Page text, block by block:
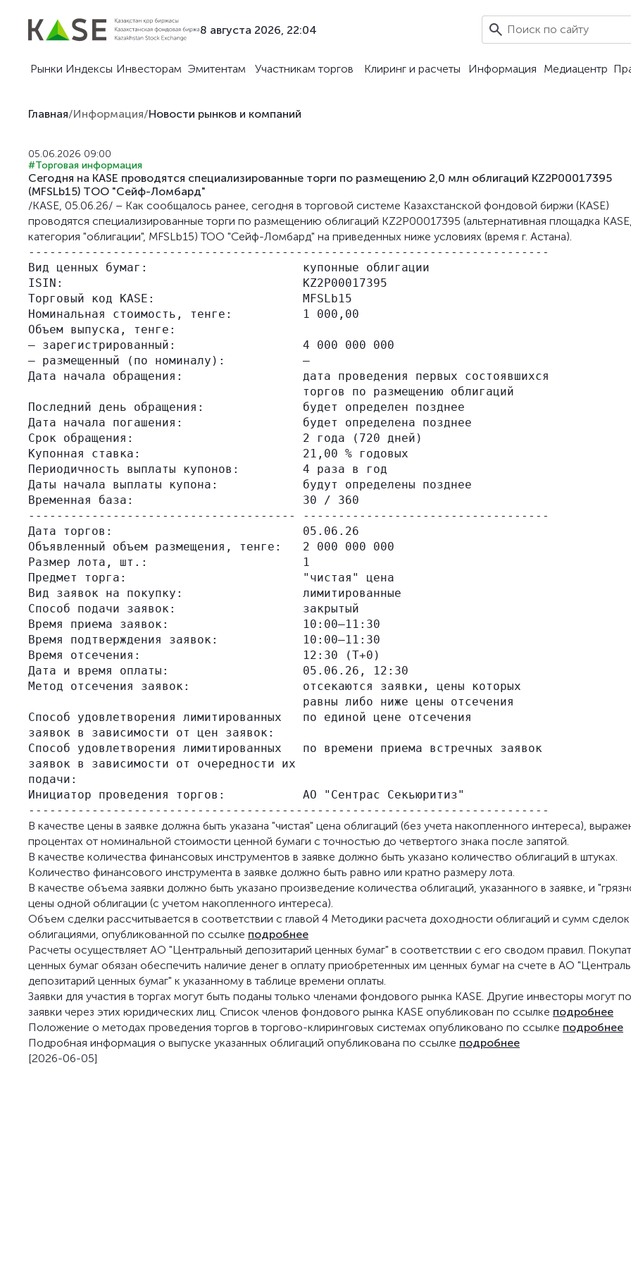
8 августа 2026, 22:04
Рынки Индексы Инвесторам Эмитентам Участникам торгов Клиринг и расчеты Информация Медиацентр
Главная/Информация/Новости рынков и компаний
05.06.2026 09:00
#Торговая информация
Сегодня на KASE проводятся специализированные торги по размещению 2,0 млн облигаций KZ2P00017395
(MFSLb15) ТОО "Сейф-Ломбард"
/KASE, 05.06.26/ – Как сообщалось ранее, сегодня в торговой системе Казахстанской фондовой биржи (KASE)
проводятся специализированные торги по размещению облигаций KZ2P00017395 (альтернативная площадка KASE,
категория "облигации", MFSLb15) ТОО "Сейф-Ломбард" на приведенных ниже условиях (время г. Астана).
--------------------------------------------------------------------------
Вид ценных бумаг:                      купонные облигации
ISIN:                                  KZ2P00017395
Торговый код KASE:                     MFSLb15
Номинальная стоимость, тенге:          1 000,00
Объем выпуска, тенге:
– зарегистрированный:                  4 000 000 000
– размещенный (по номиналу):           –
Дата начала обращения:                 дата проведения первых состоявшихся
                                       торгов по размещению облигаций
Последний день обращения:              будет определен позднее
Дата начала погашения:                 будет определена позднее
Срок обращения:                        2 года (720 дней)
Купонная ставка:                       21,00 % годовых
Периодичность выплаты купонов:         4 раза в год
Даты начала выплаты купона:            будут определены позднее
Временная база:                        30 / 360
-------------------------------------- -----------------------------------
Дата торгов:                           05.06.26
Объявленный объем размещения, тенге:   2 000 000 000
Размер лота, шт.:                      1
Предмет торга:                         "чистая" цена
Вид заявок на покупку:                 лимитированные
Способ подачи заявок:                  закрытый
Время приема заявок:                   10:00–11:30
Время подтверждения заявок:            10:00–11:30
Время отсечения:                       12:30 (Т+0)
Дата и время оплаты:                   05.06.26, 12:30
Метод отсечения заявок:                отсекаются заявки, цены которых
                                       равны либо ниже цены отсечения
Способ удовлетворения лимитированных   по единой цене отсечения
заявок в зависимости от цен заявок:
Способ удовлетворения лимитированных   по времени приема встречных заявок
заявок в зависимости от очередности их
подачи:
Инициатор проведения торгов:           АО "Сентрас Секьюритиз"
В качестве цены в заявке должна быть указана "чистая" цена облигаций (без учета накопленного интереса),
процентах от номинальной стоимости ценной бумаги с точностью до четвертого знака после запятой.
В качестве количества финансовых инструментов в заявке должно быть указано количество облигаций в штуках.
Количество финансового инструмента в заявке должно быть равно или кратно размеру лота.
В качестве объема заявки должно быть указано произведение количества облигаций, указанного в заявке, и
цены одной облигации (с учетом накопленного интереса).
Объем сделки рассчитывается в соответствии с главой 4 Методики расчета доходности облигаций и сумм
облигациями, опубликованной по ссылке подробнее
Расчеты осуществляет АО "Центральный депозитарий ценных бумаг" в соответствии с его сводом правил.
ценных бумаг обязан обеспечить наличие денег в оплату приобретенных им ценных бумаг на счете в АО
депозитарий ценных бумаг" к указанному в таблице времени оплаты.
Заявки для участия в торгах могут быть поданы только членами фондового рынка KASE. Другие инвесторы могут
заявки через этих юридических лиц. Список членов фондового рынка KASE опубликован по ссылке подробнее
Положение о методах проведения торгов в торгово-клиринговых системах опубликовано по ссылке подробнее
Подробная информация о выпуске указанных облигаций опубликована по ссылке подробнее
[2026-06-05]